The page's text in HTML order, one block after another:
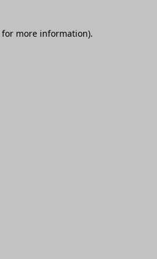
for more information).